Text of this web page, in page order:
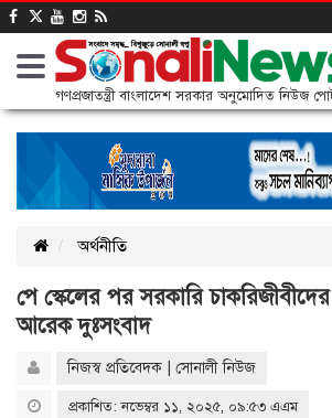
গণপ্রজাতন্ত্রী বাংলাদেশ সরকার অনুমোদিত নিউজ
অর্থনীতি
পে স্কেলের পর সরকারি
আরেক দুঃসংবাদ
নিজস্ব প্রতিবেদক | সোনালী নিউজ
প্রকাশিত: নভেম্বর ১১, ২০২৫, ০৯:৫৩ এএম